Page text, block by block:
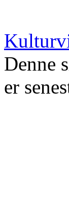
Denne
er